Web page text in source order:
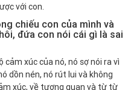
với con.
chiếu con của mình và
đứa con nói cái gì là sai
xúc của nó, nó sợ nói ra vì
dồn nén, nó rút lui và không
xúc, về tương quan và từ từ